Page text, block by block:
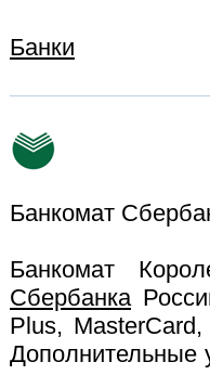
Банки
Банкомат
Банкомат
Сбербанка
Plus,
Дополнительные